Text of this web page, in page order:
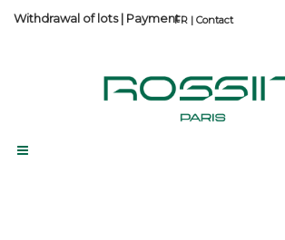
Contact
Withdrawal of lots| Payment